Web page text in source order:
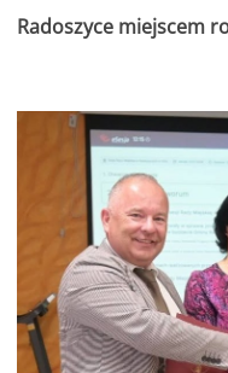
Radoszyce miejscem